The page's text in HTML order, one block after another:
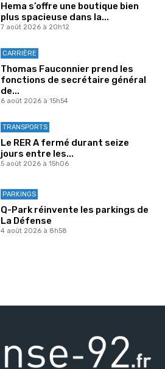
Hema s’offre une boutique bien
plus spacieuse dans la...
7 août 2026 à 20h12
CARRIÈRE
Thomas Fauconnier prend les
fonctions de secrétaire général
de...
6 août 2026 à 15h54
TRANSPORTS
Le RER A fermé durant seize
jours entre les...
5 août 2026 à 15h06
PARKINGS
Q-Park réinvente les parkings de
La Défense
4 août 2026 à 8h58